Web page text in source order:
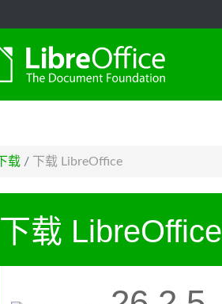
下载 / 下载 LibreOffice
下载 LibreOffice